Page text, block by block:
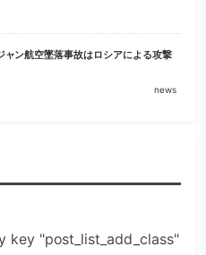
ャン航空墜落事故はロシアによる攻撃
news
key "post_list_add_class"